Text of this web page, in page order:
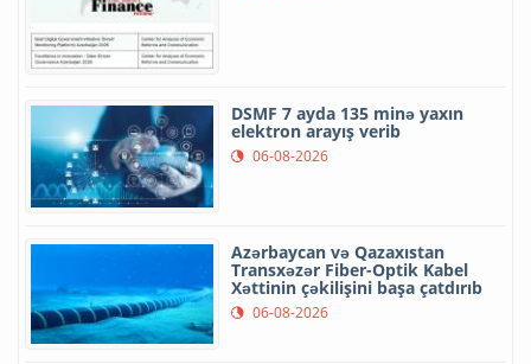
DSMF 7 ayda 135 minə yaxın
elektron arayış verib
06-08-2026
Azərbaycan və Qazaxıstan
Transxəzər Fiber-Optik Kabel
Xəttinin çəkilişini başa çatdırıb
06-08-2026